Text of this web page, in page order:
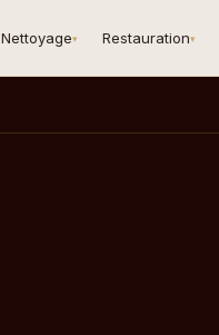
Nettoyage▾ Restauration▾